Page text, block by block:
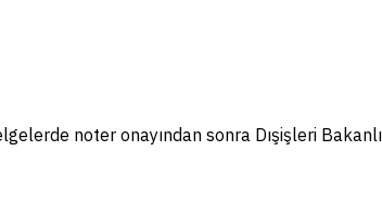
noter onayından sonra Dışişleri